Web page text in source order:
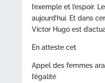
l’exemple et l’espoir.
aujourd’hui. Et dans
Victor Hugo est
En atteste cet
Appel des femmes
l’égalité